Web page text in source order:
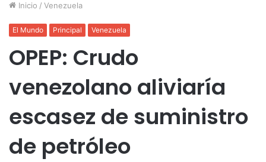
Inicio / Venezuela
El Mundo Principal Venezuela
OPEP: Crudo
venezolano aliviaría
escasez de suministro
de petróleo